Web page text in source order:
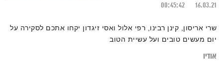
16.03.21
00:45:42
שרי אריסון, קינן רבינו, רפי אלול ואסי זיגדון יקחו אתכם לסקירה על
יום מעשים טובים ועל עשיית הטוב
אודיו